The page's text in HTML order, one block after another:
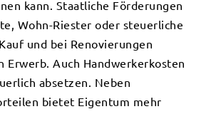
kann. Staatliche Förderungen
Wohn-Riester oder steuerliche
und bei Renovierungen
Erwerb. Auch Handwerkerkosten
absetzen. Neben
bietet Eigentum mehr